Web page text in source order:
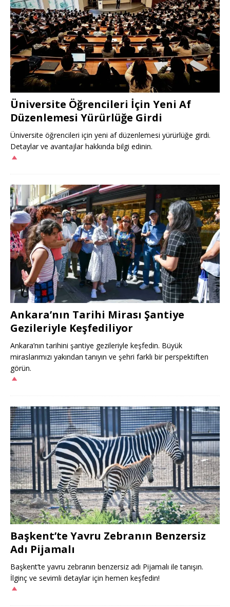
Üniversite Öğrencileri İçin Yeni Af
Düzenlemesi Yürürlüğe Girdi
Üniversite öğrencileri için yeni af düzenlemesi yürürlüğe girdi.
Detaylar ve avantajlar hakkında bilgi edinin.
Ankara’nın Tarihi Mirası Şantiye
Gezileriyle Keşfediliyor
Ankara’nın tarihini şantiye gezileriyle keşfedin. Büyük
miraslarımızı yakından tanıyın ve şehri farklı bir perspektiften
görün.
Başkent’te Yavru Zebranın Benzersiz
Adı Pijamalı
Başkent’te yavru zebranın benzersiz adı Pijamalı ile tanışın.
İlginç ve sevimli detaylar için hemen keşfedin!